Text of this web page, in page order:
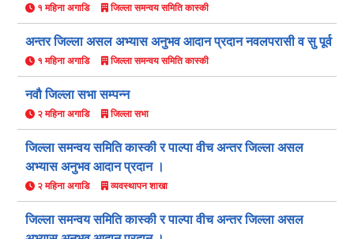
१ महिना अगाडि जिल्ला समन्वय समिति कास्की
अन्तर जिल्ला असल अभ्यास अनुभव आदान प्रदान नवलपरासी व सु पूर्व
१ महिना अगाडि जिल्ला समन्वय समिति कास्की
नवौ जिल्ला सभा सम्पन्न
२ महिना अगाडि जिल्ला सभा
जिल्ला समन्वय समिति कास्की र पाल्पा वीच अन्तर जिल्ला असल
अभ्यास अनुभव आदान प्रदान ।
२ महिना अगाडि व्यवस्थापन शाखा
जिल्ला समन्वय समिति कास्की र पाल्पा वीच अन्तर जिल्ला असल